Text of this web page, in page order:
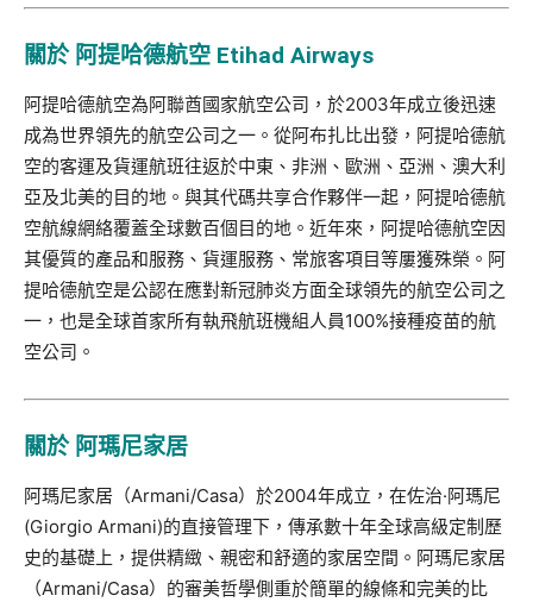
關於 阿提哈德航空 Etihad Airways
阿提哈德航空為阿聯酋國家航空公司，於2003年成立後迅速
成為世界領先的航空公司之一。從阿布扎比出發，阿提哈德航
空的客運及貨運航班往返於中東、非洲、歐洲、亞洲、澳大利
亞及北美的目的地。與其代碼共享合作夥伴一起，阿提哈德航
空航線網絡覆蓋全球數百個目的地。近年來，阿提哈德航空因
其優質的產品和服務、貨運服務、常旅客項目等屢獲殊榮。阿
提哈德航空是公認在應對新冠肺炎方面全球領先的航空公司之
一，也是全球首家所有執飛航班機組人員100%接種疫苗的航
空公司。
關於 阿瑪尼家居
阿瑪尼家居（Armani/Casa）於2004年成立，在佐治·阿瑪尼
(Giorgio Armani)的直接管理下，傳承數十年全球高級定制歷
史的基礎上，提供精緻、親密和舒適的家居空間。阿瑪尼家居
（Armani/Casa）的審美哲學側重於簡單的線條和完美的比